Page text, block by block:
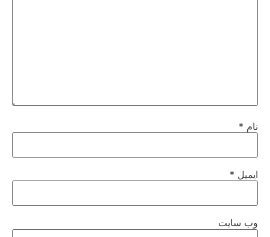
نام *
ایمیل *
وب‌ سایت